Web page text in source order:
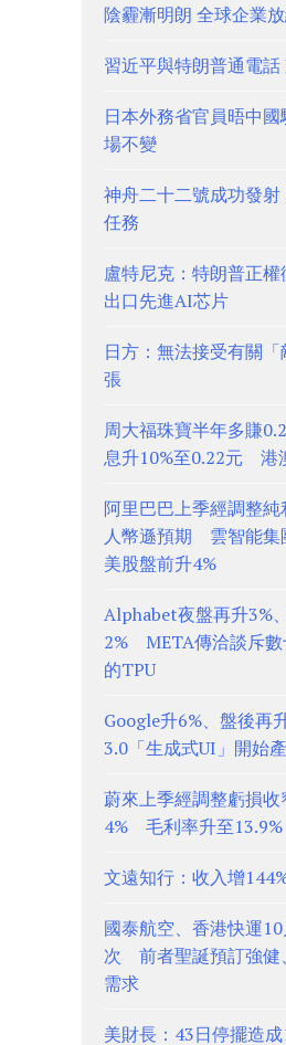
陰霾漸明朗 全球企業
習近平與特朗普通電
日本外務省官員晤中
場不變
神舟二十二號成功發
任務
盧特尼克：特朗普正
出口先進AI芯片
日方：無法接受有關
張
周大福珠寶半年多賺
息升10%至0.22元 港
阿里巴巴上季經調整
人幣遜預期 雲智能
美股盤前升4%
Alphabet夜盤再升3%
2% META傳洽談斥數
的TPU
Google升6%、盤後
3.0「生成式UI」開始
蔚來上季經調整虧損
4% 毛利率升至13.9%
文遠知行：收入增
國泰航空、香港快運
次 前者聖誕預訂強健
需求
美財長：43日停擺造